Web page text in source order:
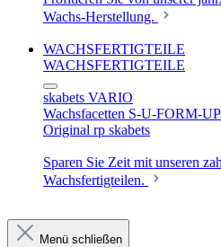
Wachs-Herstellung.
WACHSFERTIGTEILE
WACHSFERTIGTEILE
skabets VARIO
Wachsfacetten S-U-FORM-UP
Original rp skabets
Sparen Sie Zeit mit unseren
Wachsfertigteilen.
Menü schließen